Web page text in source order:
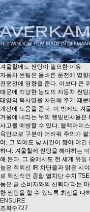
겨울철에도 썬팅이 필요한 이유
자동차 썬팅은 올바른 운전에 영
전운전에 영향을 준다. 이보다 큰
때문에 적당한 농도의 자동차 썬
태양의 복사열을 차단해 주기 때
개선에 도움을 준다. 이 밖에도 겨
겨울에 내리는 누의 햇빛반사율
사고를 예방할 수 있다. 블랙아이
육안으로 구분이 어려워 주의가
며, 그 외에도 낮 시간이 짧아 야
하다. 겨울철에 썬팅을 해야하는
해 본다. 그 중에서도 전 세계 유
높은 적외선 IR 차단율과 맑은 시
로 혁신적인 종합 열차단 수치
능은 곧 소비자와의 신뢰다'라는
한 썬팅을 할 수 있도록 최선을 다
ENSURE
조회수727